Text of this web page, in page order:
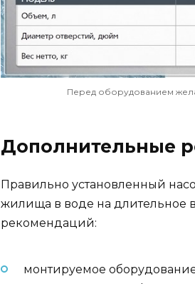
Перед оборудованием
Дополнительные
Правильно установленный
жилища в воде на длительное
рекомендаций:
монтируемое